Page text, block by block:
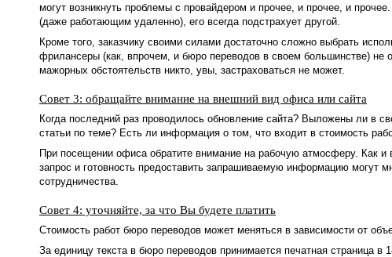
могут возникнуть проблемы с провайдером и прочее, и прочее, и
(даже работающим удаленно), его всегда подстрахует другой.
Кроме того, заказчику своими силами достаточно сложно выбрать
фрилансеры (как, впрочем, и бюро переводов в своем большинстве) не
мажорных обстоятельств никто, увы, застраховаться не может.
Совет 3: обращайте внимание на внешний вид офиса или сайта
Когда последний раз проводилось обновление сайта? Выложены ли в
статьи по теме? Есть ли информация о том, что входит в стоимость
При посещении офиса обратите внимание на рабочую атмосферу. Как
запрос и готовность предоставить запрашиваемую информацию могут
сотрудничества.
Совет 4: уточняйте, за что Вы будете платить
Стоимость работ бюро переводов может меняться в зависимости от
За единицу текста в бюро переводов принимается печатная страница